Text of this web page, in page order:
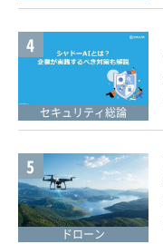
4
セキュリティ総論
5
ドローン